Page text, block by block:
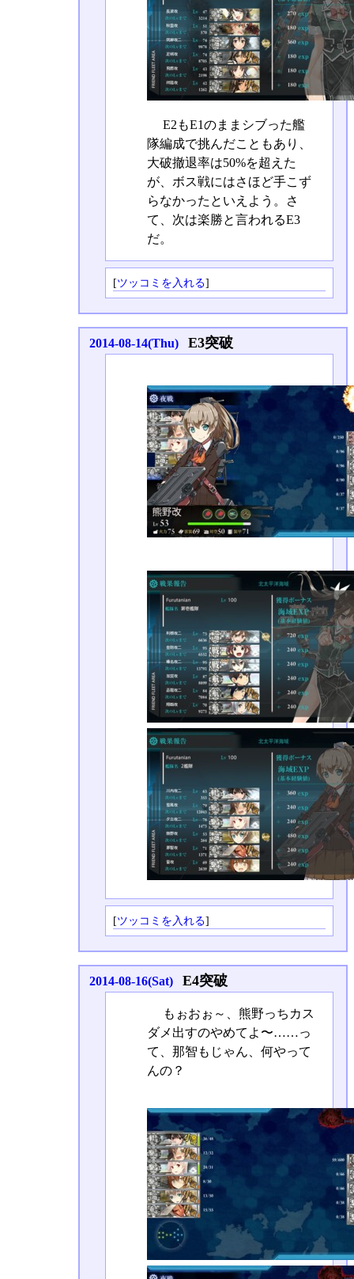
E2もE1のままシブった艦
隊編成で挑んだこともあり、
大破撤退率は50%を超えた
が、ボス戦にはさほど手こず
らなかったといえよう。さ
て、次は楽勝と言われるE3
だ。
[ツッコミを入れる]
2014-08-14(Thu) E3突破
[ツッコミを入れる]
2014-08-16(Sat) E4突破
もぉおぉ～、熊野っちカス
ダメ出すのやめてよ〜……っ
て、那智もじゃん、何やって
んの？